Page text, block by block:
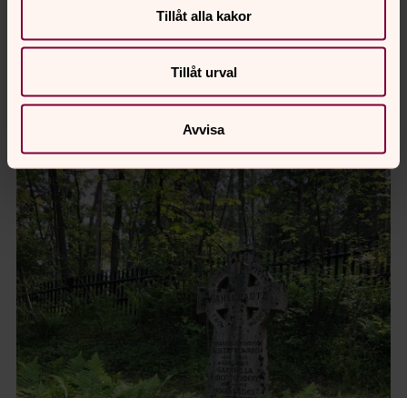
Tillåt alla kakor
Tillåt urval
Avvisa
för marknadsföring.
Ändra dina marknadsföring för kakor